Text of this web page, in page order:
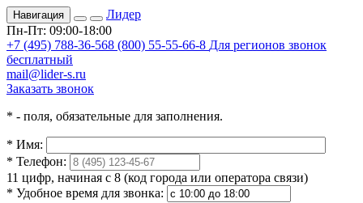
Навигация
Лидер
Пн-Пт: 09:00-18:00
+7 (495) 788-36-568 (800) 55-55-66-8 Для регионов звонок
бесплатный
mail@lider-s.ru
Заказать звонок
* - поля, обязательные для заполнения.
* Имя:
* Телефон:
11 цифр, начиная с 8 (код города или оператора связи)
* Удобное время для звонка: